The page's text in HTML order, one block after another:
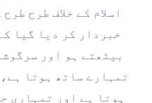
اسلام کے خلاف طرح
خبردار کر دیا گیا
بیٹھتے ہو اور
تمہارے ساتھ ہوتا
ہوتا ہے اور تمہاری